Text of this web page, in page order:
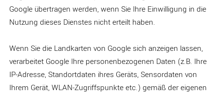
Google übertragen werden, wenn Sie Ihre Einwilligung in die
Nutzung dieses Dienstes nicht erteilt haben.
Wenn Sie die Landkarten von Google sich anzeigen lassen,
verarbeitet Google Ihre personenbezogenen Daten (z.B. Ihre
IP-Adresse, Standortdaten ihres Geräts, Sensordaten von
Ihrem Gerät, WLAN-Zugriffspunkte etc.) gemäß der eigenen